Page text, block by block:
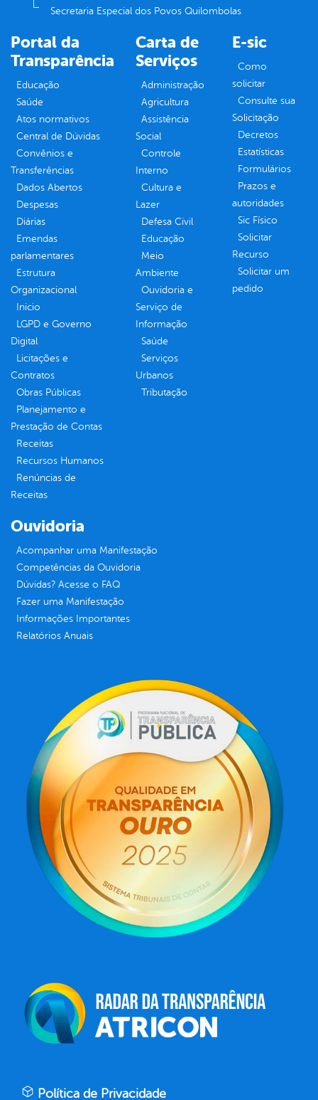
Secretaria Especial dos Povos Quilombolas
Portal da
Transparência
Educação
Saúde
Atos normativos
Central de Dúvidas
Convênios e
Transferências
Dados Abertos
Despesas
Diárias
Emendas
parlamentares
Estrutura
Organizacional
Inicio
LGPD e Governo
Digital
Licitações e
Contratos
Obras Públicas
Planejamento e
Prestação de Contas
Receitas
Recursos Humanos
Renúncias de
Receitas
Carta de
Serviços
Administração
Agricultura
Assistência
Social
Controle
Interno
Cultura e
Lazer
Defesa Civil
Educação
Meio
Ambiente
Ouvidoria e
Serviço de
Informação
Saúde
Serviços
Urbanos
Tributação
E-sic
Como
solicitar
Consulte sua
Solicitação
Decretos
Estatísticas
Formulários
Prazos e
autoridades
Sic Físico
Solicitar
Recurso
Solicitar um
pedido
Ouvidoria
Acompanhar uma Manifestação
Competências da Ouvidoria
Dúvidas? Acesse o FAQ
Fazer uma Manifestação
Informações Importantes
Relatórios Anuais
Política de Privacidade